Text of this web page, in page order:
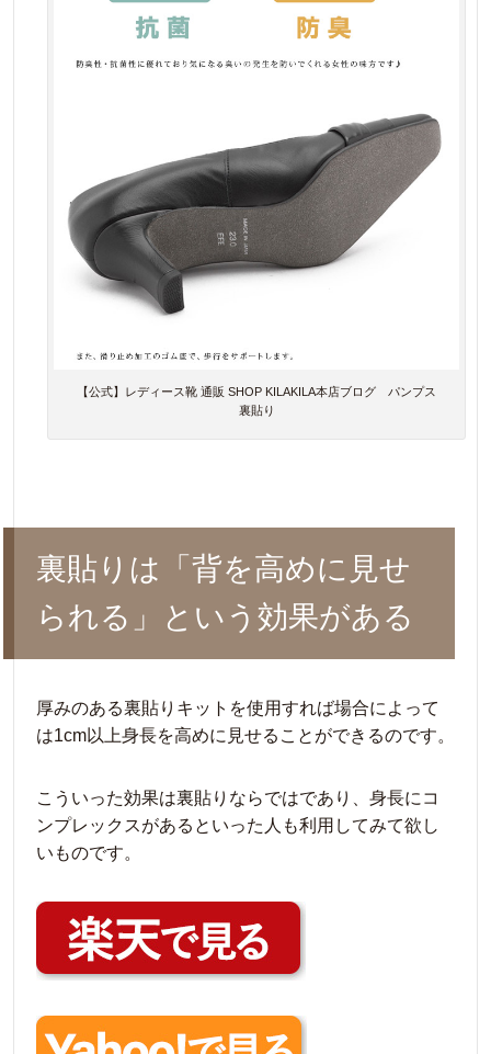
【公式】レディース靴 通販 SHOP KILAKILA本店ブログ パンプス
裏貼り
裏貼りは「背を高めに見せ
られる」という効果がある
厚みのある裏貼りキットを使用すれば場合によって
は1cm以上身長を高めに見せることができるのです。
こういった効果は裏貼りならではであり、身長にコ
ンプレックスがあるといった人も利用してみて欲し
いものです。